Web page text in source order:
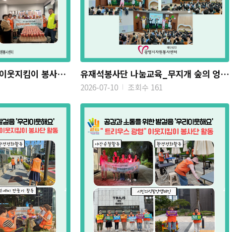
'광명자이더샵포레나'이웃지킴이 봉사단 수박화채 나눔 활동 유재석봉사단 나눔교육_무지개 숲의 엉뚱한 음악회
2026-07-10 조회수 161